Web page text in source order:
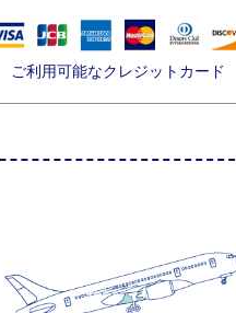
ご利用可能なクレジットカード